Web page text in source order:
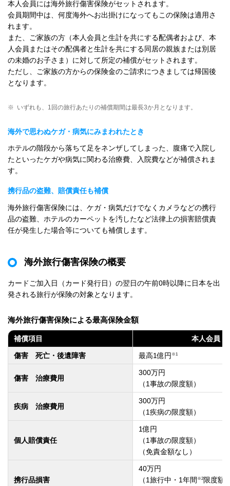
本人会員には海外旅行傷害保険がセットされます。
会員期間中は、何度海外へお出掛けになってもこの保険は適用さ
れます。
また、ご家族の方（本人会員と生計を共にする配偶者および、本
人会員またはその配偶者と生計を共にする同居の親族または別居
の未婚のお子さま）に対して所定の補償がセットされます。
ただし、ご家族の方からの保険金のご請求につきましては帰国後
となります。
※ いずれも、1回の旅行あたりの補償期間は最長3か月となります。
海外で思わぬケガ・病気にみまわれたとき
ホテルの階段から落ちて足をネンザしてしまった、腹痛で入院し
たといったケガや病気に関わる治療費、入院費などが補償されま
す。
携行品の盗難、賠償責任も補償
海外旅行傷害保険には、ケガ・病気だけでなくカメラなどの携行
品の盗難、ホテルのカーペットを汚したなど法律上の損害賠償責
任が発生した場合等についても補償します。
海外旅行傷害保険の概要
カードご加入日（カード発行日）の翌日の午前0時以降に日本を出
発される旅行が保険の対象となります。
海外旅行傷害保険による最高保険金額
補償項目 本人会員
傷害 死亡・後遺障害 最高1億円 ※1
傷害 治療費用
300万円
（1事故の限度額）
疾病 治療費用
300万円
（1疾病の限度額）
個人賠償責任
1億円
（1事故の限度額）
（免責金額なし）
携行品損害
40万円
（1旅行中・1年間 ※2限度額